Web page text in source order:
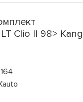
Clio II 98>